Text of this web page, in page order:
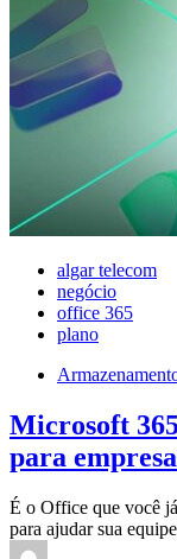
algar telecom
negócio
office 365
plano
Microsoft
para
É o Office que você
para ajudar sua